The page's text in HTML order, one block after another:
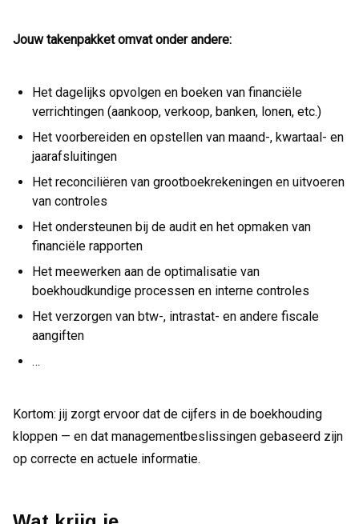
Jouw takenpakket omvat onder andere:
Het dagelijks opvolgen en boeken van financiële
verrichtingen (aankoop, verkoop, banken, lonen, etc.)
Het voorbereiden en opstellen van maand-, kwartaal- en
jaarafsluitingen
Het reconciliëren van grootboekrekeningen en uitvoeren
van controles
Het ondersteunen bij de audit en het opmaken van
financiële rapporten
Het meewerken aan de optimalisatie van
boekhoudkundige processen en interne controles
Het verzorgen van btw-, intrastat- en andere fiscale
aangiften
…
Kortom: jij zorgt ervoor dat de cijfers in de boekhouding
kloppen — en dat managementbeslissingen gebaseerd zijn
op correcte en actuele informatie.